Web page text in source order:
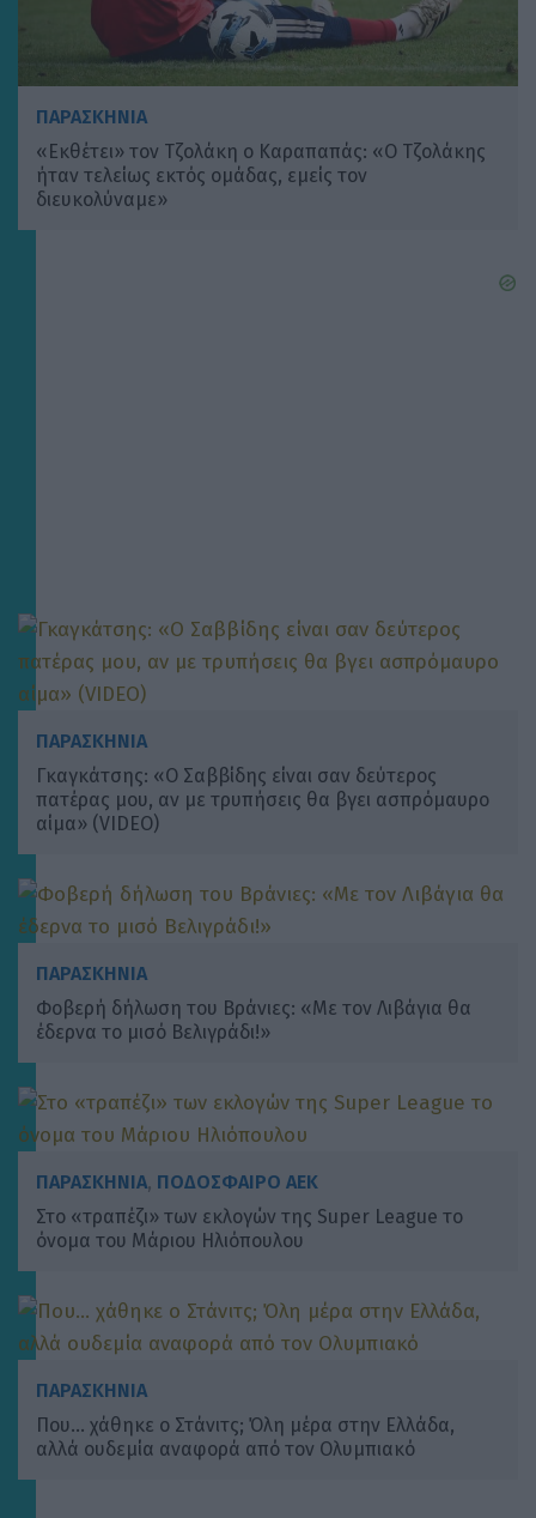
ΠΑΡΑΣΚΗΝΙΑ
«Εκθέτει» τον Τζολάκη ο Καραπαπάς: «Ο Τζολάκης
ήταν τελείως εκτός ομάδας, εμείς τον
διευκολύναμε»
ΠΑΡΑΣΚΗΝΙΑ
Γκαγκάτσης: «Ο Σαββίδης είναι σαν δεύτερος
πατέρας μου, αν με τρυπήσεις θα βγει ασπρόμαυρο
αίμα» (VIDEO)
ΠΑΡΑΣΚΗΝΙΑ
Φοβερή δήλωση του Βράνιες: «Με τον Λιβάγια θα
έδερνα το μισό Βελιγράδι!»
ΠΑΡΑΣΚΗΝΙΑ, ΠΟΔΟΣΦΑΙΡΟ ΑΕΚ
Στο «τραπέζι» των εκλογών της Super League το
όνομα του Μάριου Ηλιόπουλου
ΠΑΡΑΣΚΗΝΙΑ
Που… χάθηκε ο Στάνιτς; Όλη μέρα στην Ελλάδα,
αλλά ουδεμία αναφορά από τον Ολυμπιακό